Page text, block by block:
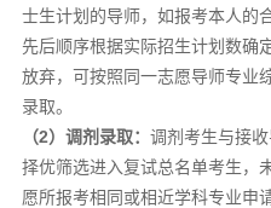
士生计划的导师，如报考本人的
先后顺序根据实际招生计划数确
放弃，可按照同一志愿导师专业
录取。
（2）调剂录取： 调剂考生与接
择优筛选进入复试总名单考生，
愿所报考相同或相近学科专业申